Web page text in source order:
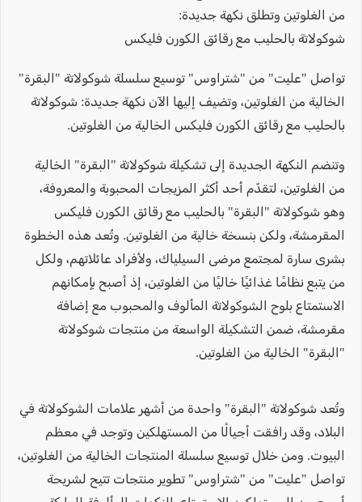
من الغلوتين وتطلق نكهة جديدة:
شوكولاتة بالحليب مع رقائق الكورن فليكس
تواصل "عليت" من "شتراوس" توسيع سلسلة شوكولاتة "البقرة"
الخالية من الغلوتين، وتضيف إليها الآن نكهة جديدة: شوكولاتة
بالحليب مع رقائق الكورن فليكس الخالية من الغلوتين.
وتنضم النكهة الجديدة إلى تشكيلة شوكولاتة "البقرة" الخالية
من الغلوتين، لتقدّم أحد أكثر المزيجات المحبوبة والمعروفة،
وهو شوكولاتة "البقرة" بالحليب مع رقائق الكورن فليكس
المقرمشة، ولكن بنسخة خالية من الغلوتين. وتُعد هذه الخطوة
بشرى سارة لمجتمع مرضى السيلياك، ولأفراد عائلاتهم، ولكل
من يتبع نظامًا غذائيًا خاليًا من الغلوتين، إذ أصبح بإمكانهم
الاستمتاع بلوح الشوكولاتة المألوف والمحبوب مع إضافة
مقرمشة، ضمن التشكيلة الواسعة من منتجات شوكولاتة
"البقرة" الخالية من الغلوتين.
وتُعد شوكولاتة "البقرة" واحدة من أشهر علامات الشوكولاتة في
البلاد، وقد رافقت أجيالًا من المستهلكين وتوجد في معظم
البيوت. ومن خلال توسيع سلسلة المنتجات الخالية من الغلوتين،
تواصل "عليت" من "شتراوس" تطوير منتجات تتيح لشريحة